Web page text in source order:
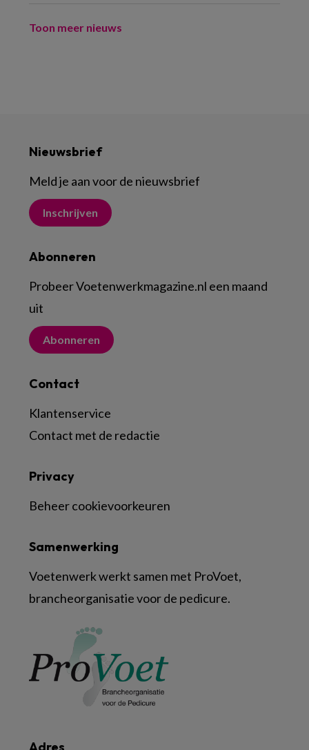
Toon meer nieuws
Nieuwsbrief
Meld je aan voor de nieuwsbrief
Inschrijven
Abonneren
Probeer Voetenwerkmagazine.nl een maand
uit
Abonneren
Contact
Klantenservice
Contact met de redactie
Samenwerking
Voetenwerk werkt samen met ProVoet,
brancheorganisatie voor de pedicure.
Privacy
Beheer cookievoorkeuren